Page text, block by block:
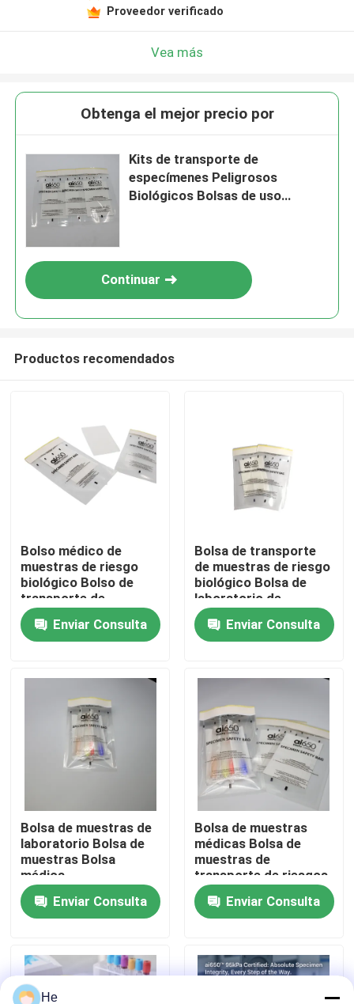
En casa
Productos
Los vídeos
Sobre nosotros
Recorrido por la fábrica
Noticias
Solicitar una cita
bolso del transporte del espécimen 95kPa
Proveedor verificado
Vea más
Obtenga el mejor precio por
Kits de transporte de
especímenes Peligrosos
Biológicos Bolsas de uso
Continuar
Productos recomendados
Bolso médico de
muestras de riesgo
biológico Bolso de
transporte de
muestras
Enviar Consulta
Bolsa de transporte
de muestras de riesgo
biológico Bolsa de
laboratorio de
muestras
Enviar Consulta
Bolsa de muestras de
laboratorio Bolsa de
muestras Bolsa
médica
Enviar Consulta
Bolsa de muestras
médicas Bolsa de
muestras de
transporte de riesgos
biológicos
Enviar Consulta
He